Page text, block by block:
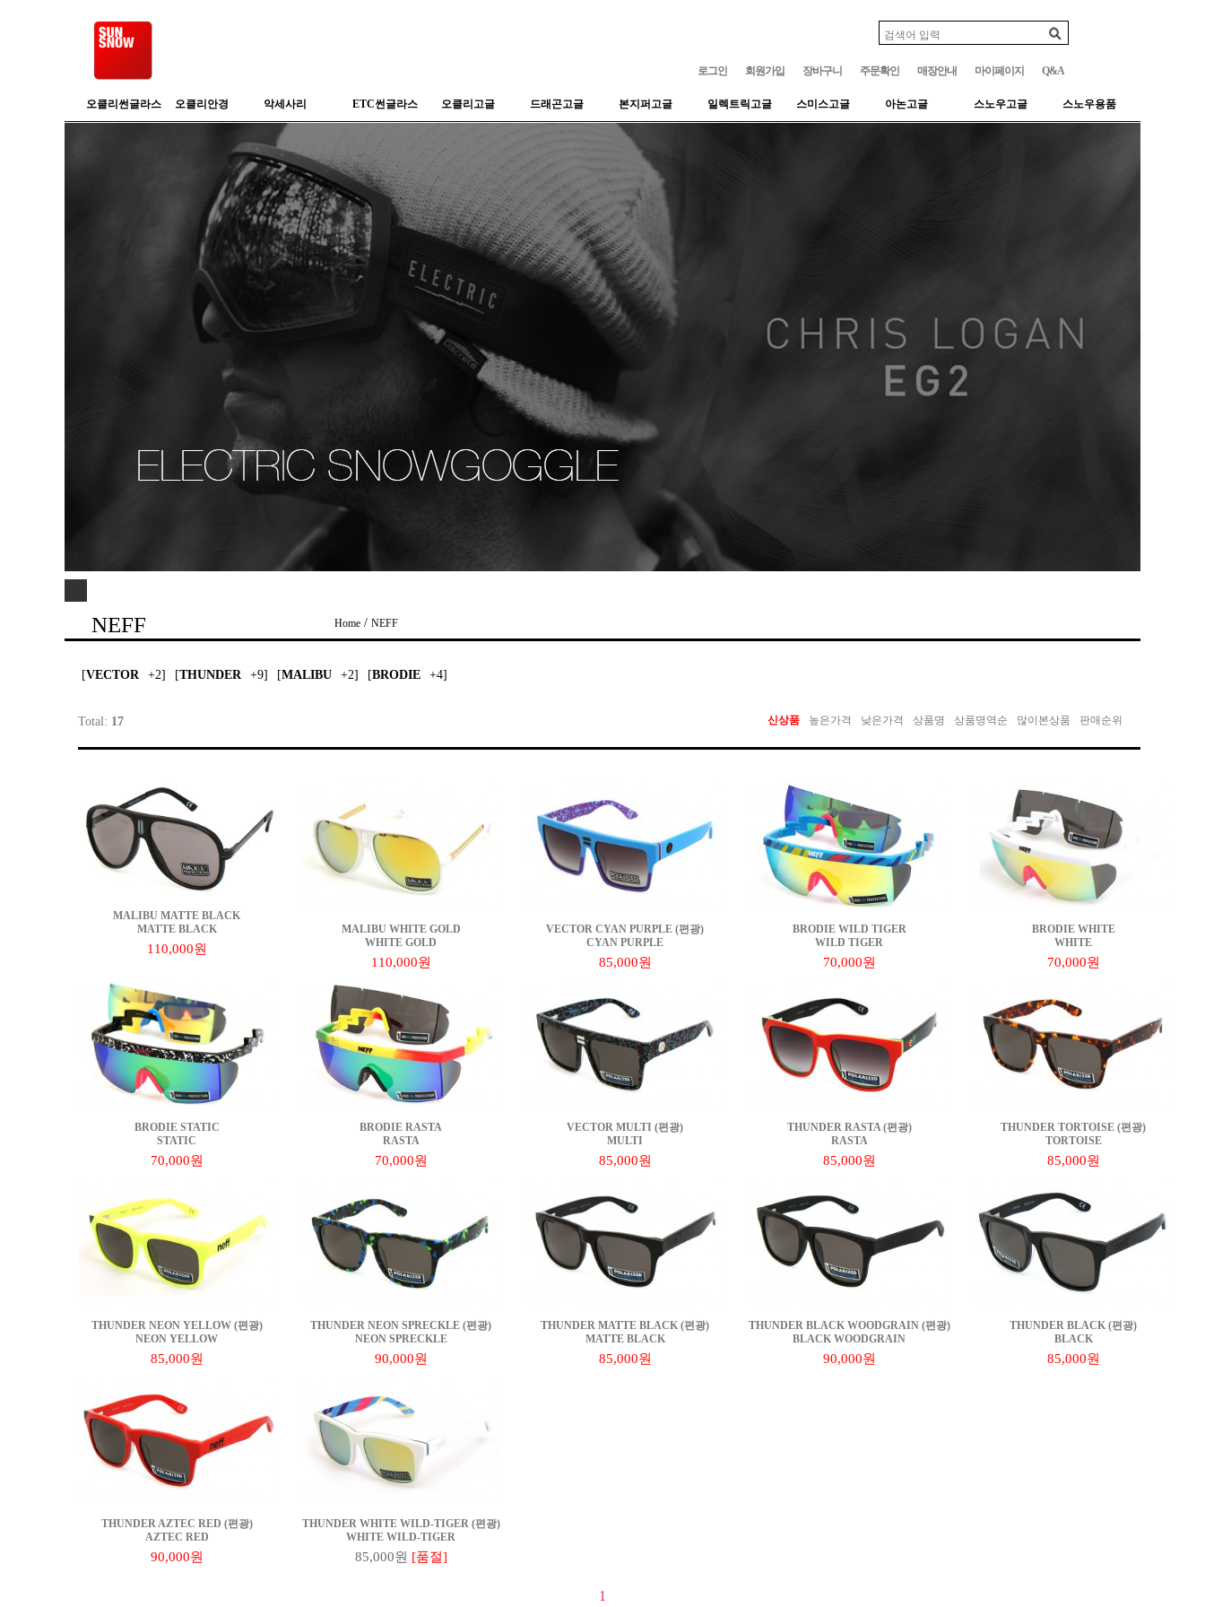
로그인 회원가입 장바구니 주문확인 매장안내 마이페이지 Q&A
오클리썬글라스 오클리안경 악세사리 ETC썬글라스 오클리고글 드래곤고글 본지퍼고글 일렉트릭고글 스미스고글 아논고글 스노우고글 스노우용품
NEFF Home / NEFF
[VECTOR +2] [THUNDER +9] [MALIBU +2] [BRODIE +4]
Total: 17 신상품 높은가격 낮은가격 상품명 상품명역순 많이본상품 판매순위
MALIBU MATTE BLACK
MATTE BLACK
110,000원
MALIBU WHITE GOLD
WHITE GOLD
110,000원
VECTOR CYAN PURPLE (편광)
CYAN PURPLE
85,000원
BRODIE WILD TIGER
WILD TIGER
70,000원
BRODIE WHITE
WHITE
70,000원
BRODIE STATIC
STATIC
70,000원
BRODIE RASTA
RASTA
70,000원
VECTOR MULTI (편광)
MULTI
85,000원
THUNDER RASTA (편광)
RASTA
85,000원
THUNDER TORTOISE (편광)
TORTOISE
85,000원
THUNDER NEON YELLOW (편광)
NEON YELLOW
85,000원
THUNDER NEON SPRECKLE (편광)
NEON SPRECKLE
90,000원
THUNDER MATTE BLACK (편광)
MATTE BLACK
85,000원
THUNDER BLACK WOODGRAIN (편광)
BLACK WOODGRAIN
90,000원
THUNDER BLACK (편광)
BLACK
85,000원
THUNDER AZTEC RED (편광)
AZTEC RED
90,000원
THUNDER WHITE WILD-TIGER (편광)
WHITE WILD-TIGER
85,000원 [품절]
1